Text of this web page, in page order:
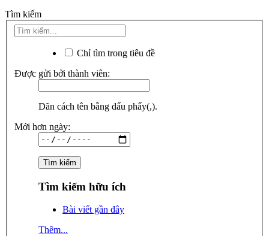
Tìm kiếm
Chỉ tìm trong tiêu đề
Được gửi bởi thành viên:
Dãn cách tên bằng dấu phẩy(,).
Mới hơn ngày:
Tìm kiếm hữu ích
Bài viết gần đây
Thêm...